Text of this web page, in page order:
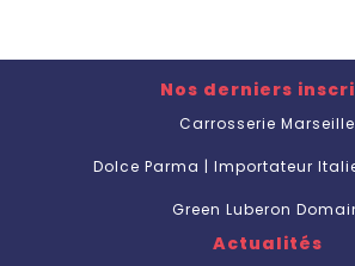
Nos derniers
Carrosserie Marseille
Dolce Parma | Importateur
Green Luberon
Actualités